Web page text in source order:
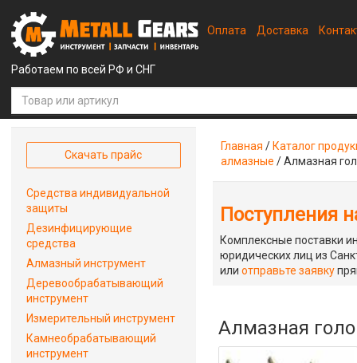
Работаем по всей РФ и СНГ
Оплата Доставка
Главная / Каталог
алмазные /Алмазная
Поступления
Комплексные поставки
юридических лиц из
илиотправьте заявку
Алмазная
Скачать прайс
Средства индивидуальной
защиты
Дезинфицирующие
средства
Алмазный инструмент
Деревообрабатывающий
инструмент
Измерительный инструмент
Камнеобрабатывающий
инструмент